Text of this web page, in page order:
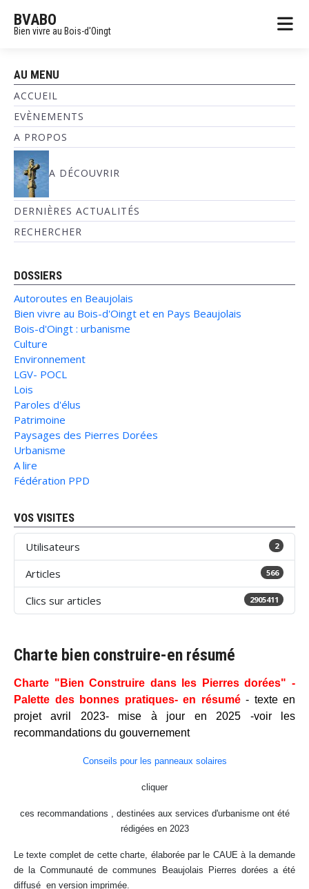
BVABO
Bien vivre au Bois-d'Oingt
AU MENU
ACCUEIL
EVÈNEMENTS
A PROPOS
A DÉCOUVRIR
DERNIÈRES ACTUALITÉS
RECHERCHER
DOSSIERS
Autoroutes en Beaujolais
Bien vivre au Bois-d'Oingt et en Pays Beaujolais
Bois-d'Oingt : urbanisme
Culture
Environnement
LGV- POCL
Lois
Paroles d'élus
Patrimoine
Paysages des Pierres Dorées
Urbanisme
A lire
Fédération PPD
VOS VISITES
Utilisateurs 2
Articles 566
Clics sur articles 2905411
Charte bien construire-en résumé
Charte "Bien Construire dans les Pierres dorées" -
Palette des bonnes pratiques- en résumé - texte en
projet avril 2023- mise à jour en 2025 -voir les
recommandations du gouvernement
Conseils pour les panneaux solaires
cliquer
ces recommandations , destinées aux services d'urbanisme ont été
rédigées en 2023
Le texte complet de cette charte, élaborée par le CAUE à la demande
de la Communauté de communes Beaujolais Pierres dorées a été
diffusé en version imprimée.